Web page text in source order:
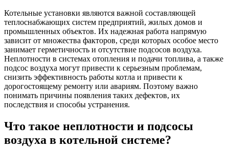
Котельные установки являются важной составляющей
теплоснабжающих систем предприятий, жилых домов и
промышленных объектов. Их надежная работа напрямую
зависит от множества факторов, среди которых особое место
занимает герметичность и отсутствие подсосов воздуха.
Неплотности в системах отопления и подачи топлива, а также
подсос воздуха могут привести к серьезным проблемам,
снизить эффективность работы котла и привести к
дорогостоящему ремонту или авариям. Поэтому важно
понимать причины появления таких дефектов, их
последствия и способы устранения.
Что такое неплотности и подсосы
воздуха в котельной системе?